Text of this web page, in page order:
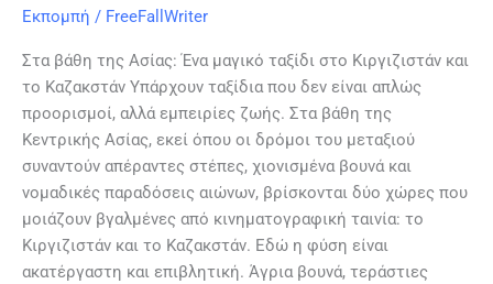
Εκπομπή / FreeFallWriter
Στα βάθη της Ασίας: Ένα μαγικό ταξίδι στο Κιργιζιστάν και
το Καζακστάν Υπάρχουν ταξίδια που δεν είναι απλώς
προορισμοί, αλλά εμπειρίες ζωής. Στα βάθη της
Κεντρικής Ασίας, εκεί όπου οι δρόμοι του μεταξιού
συναντούν απέραντες στέπες, χιονισμένα βουνά και
νομαδικές παραδόσεις αιώνων, βρίσκονται δύο χώρες που
μοιάζουν βγαλμένες από κινηματογραφική ταινία: το
Κιργιζιστάν και το Καζακστάν. Εδώ η φύση είναι
ακατέργαστη και επιβλητική. Άγρια βουνά, τεράστιες